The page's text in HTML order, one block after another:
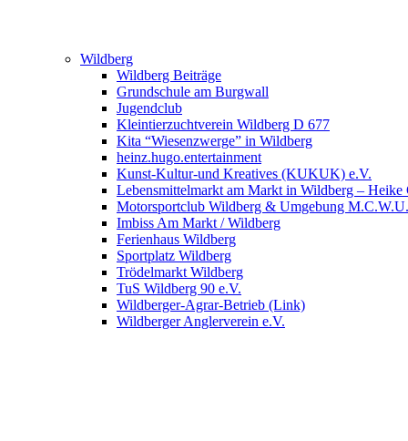
Wildberg
Wildberg Beiträge
Grundschule am Burgwall
Jugendclub
Kleintierzuchtverein Wildberg D 677
Kita “Wiesenzwerge” in Wildberg
heinz.hugo.entertainment
Kunst-Kultur-und Kreatives (KUKUK) e.V.
Lebensmittelmarkt am Markt in Wildberg – Heike
Motorsportclub Wildberg & Umgebung M.C.W.U.
Imbiss Am Markt / Wildberg
Ferienhaus Wildberg
Sportplatz Wildberg
Trödelmarkt Wildberg
TuS Wildberg 90 e.V.
Wildberger-Agrar-Betrieb (Link)
Wildberger Anglerverein e.V.